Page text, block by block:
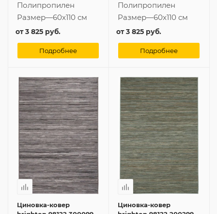
Полипропилен
Размер—60x110 см
от3 825 руб.
Подробнее
Полипропилен
Размер—60x110 см
от3 825 руб.
Подробнее
Циновка-ковер
Циновка-ковер